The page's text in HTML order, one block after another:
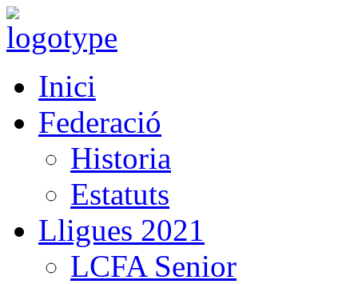
Inici
Federació
Historia
Estatuts
Lligues 2021
LCFA Senior